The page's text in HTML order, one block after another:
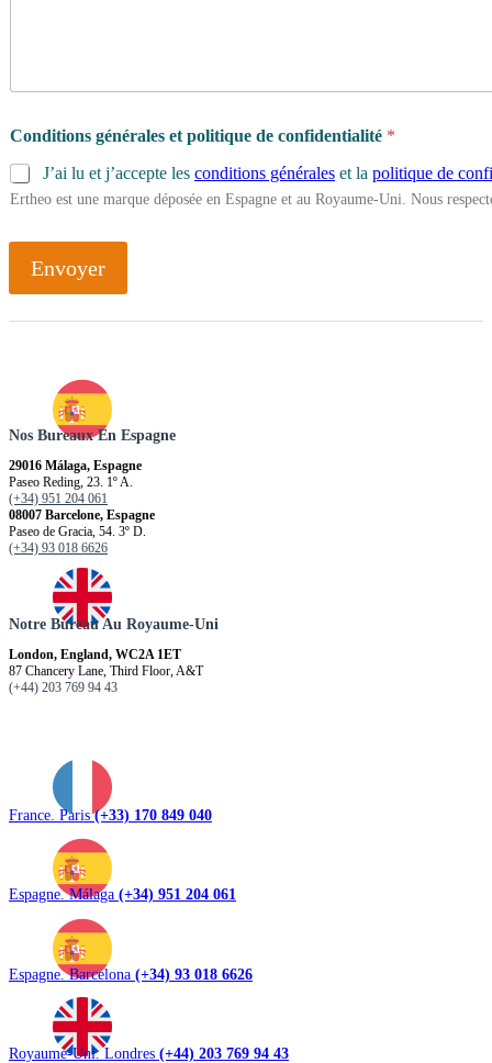
Conditions générales et politique de confidentialité *
J’ai lu et j’accepte les conditions générales et la politique de
Ertheo est une marque déposée en Espagne et au Royaume-Uni. Nous
Envoyer
Nos Bureaux En Espagne
29016 Málaga, Espagne
Paseo Reding, 23. 1º A.
(+34) 951 204 061
08007 Barcelone, Espagne
Paseo de Gracia, 54. 3º D.
(+34) 93 018 6626
Notre Bureau Au Royaume-Uni
London, England, WC2A 1ET
87 Chancery Lane, Third Floor, A&T
(+44) 203 769 94 43
France. Paris(+33) 170 849 040
Espagne. Málaga (+34) 951 204 061
Espagne. Barcelona (+34) 93 018 6626
Royaume-Uni. Londres (+44) 203 769 94 43